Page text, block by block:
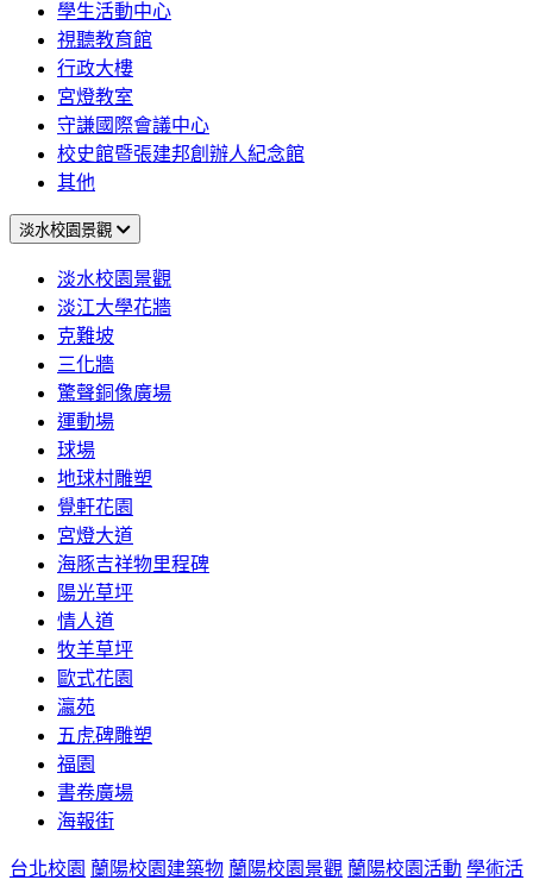
學生活動中心
視聽教育館
行政大樓
宮燈教室
守謙國際會議中心
校史館暨張建邦創辦人紀念館
其他
淡水校園景觀
淡水校園景觀
淡江大學花牆
克難坡
三化牆
驚聲銅像廣場
運動場
球場
地球村雕塑
覺軒花園
宮燈大道
海豚吉祥物里程碑
陽光草坪
情人道
牧羊草坪
歐式花園
瀛苑
五虎碑雕塑
福園
書卷廣場
海報街
台北校園 蘭陽校園建築物 蘭陽校園景觀 蘭陽校園活動 學術活